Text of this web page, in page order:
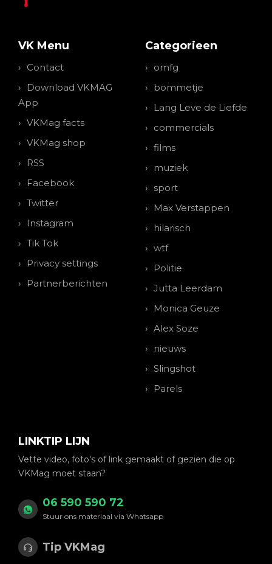
VK Menu
Contact
Download VKMAG
App
VKMag facts
VKMag shop
RSS
Facebook
Twitter
Instagram
Tik Tok
Privacy settings
Partnerberichten
Categorieen
omfg
bommetje
Lang Leve de Liefde
commercials
films
muziek
sport
Max Verstappen
hilarisch
wtf
Politie
Jutta Leerdam
Monica Geuze
Alex Soze
nieuws
Slingshot
Parels
LINKTIP LIJN
Vette video, foto's of link gemaakt of gezien die op
VKMag moet staan?
06 590 590 72
Stuur ons materiaal via Whatsapp
Tip VKMag